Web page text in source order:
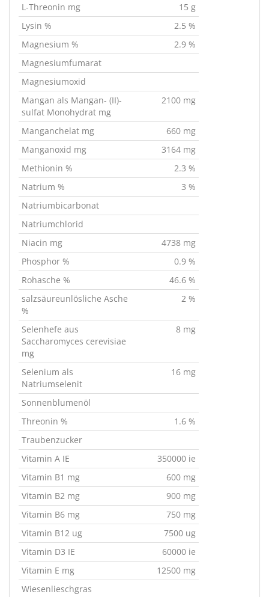
L-Threonin mg
15 g
Lysin %
2.5 %
Magnesium %
2.9 %
Magnesiumfumarat
Magnesiumoxid
Mangan als Mangan- (II)-
sulfat Monohydrat mg
2100 mg
Manganchelat mg
660 mg
Manganoxid mg
3164 mg
Methionin %
2.3 %
Natrium %
3 %
Natriumbicarbonat
Natriumchlorid
Niacin mg
4738 mg
Phosphor %
0.9 %
Rohasche %
46.6 %
salzsäureunlösliche Asche
%
2 %
Selenhefe aus
Saccharomyces cerevisiae
mg
8 mg
Selenium als
Natriumselenit
16 mg
Sonnenblumenöl
Threonin %
1.6 %
Traubenzucker
Vitamin A IE
350000 ie
Vitamin B1 mg
600 mg
Vitamin B2 mg
900 mg
Vitamin B6 mg
750 mg
Vitamin B12 ug
7500 ug
Vitamin D3 IE
60000 ie
Vitamin E mg
12500 mg
Wiesenlieschgras